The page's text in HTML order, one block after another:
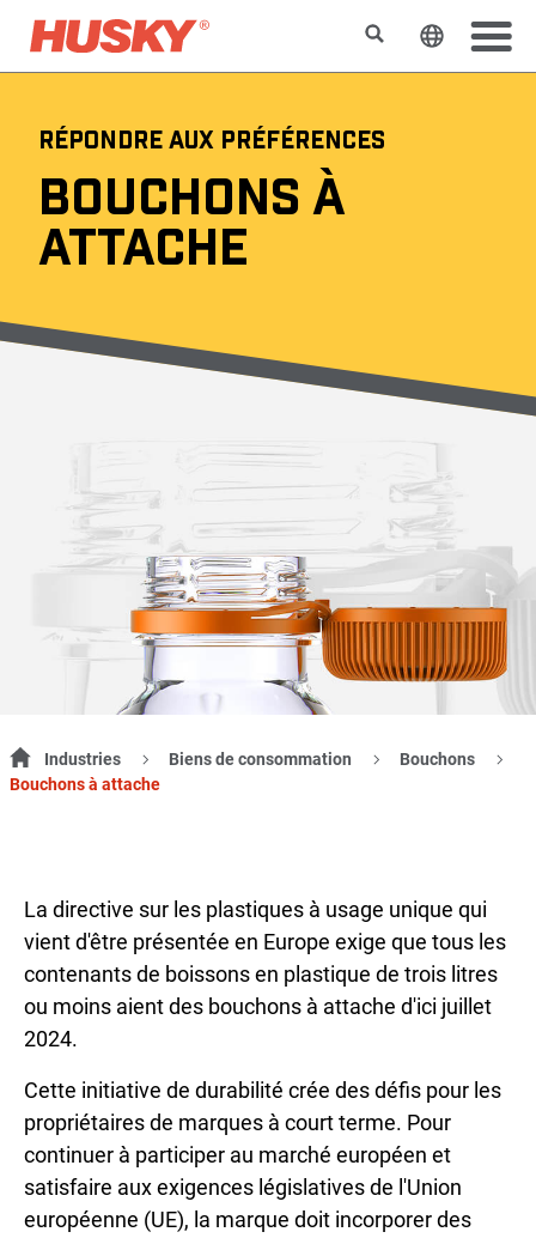
RechercherChanger
RÉPONDRE AUX PRÉFÉRENCES
BOUCHONS À
ATTACHE
Industries Biens de consommation
Bouchons
Bouchons à attache
La directive sur les plastiques à usage unique qui
vient d'être présentée en Europe exige que tous les
contenants de boissons en plastique de trois litres
ou moins aient des bouchons à attache d'ici juillet
2024.
Cette initiative de durabilité crée des défis pour les
propriétaires de marques à court terme. Pour
continuer à participer au marché européen et
satisfaire aux exigences législatives de l'Union
européenne (UE), la marque doit incorporer des